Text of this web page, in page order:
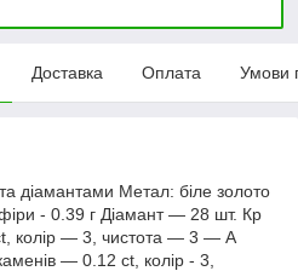
Доставка Оплата Умови
діамантами Метал: біле золото
- 0.39 г Діамант — 28 шт. Кр
колір — 3, чистота — 3 — А
— 0.12 ct, колір - 3,